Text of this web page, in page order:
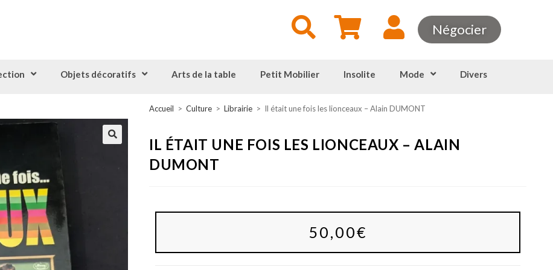
Négocier
Objets décoratifs Arts de la table Petit Mobilier Insolite Mode Divers
Accueil > Culture > Librairie > Il était une fois les lionceaux – Alain DUMONT
IL ÉTAIT UNE FOIS LES LIONCEAUX – ALAIN
DUMONT
50,00€